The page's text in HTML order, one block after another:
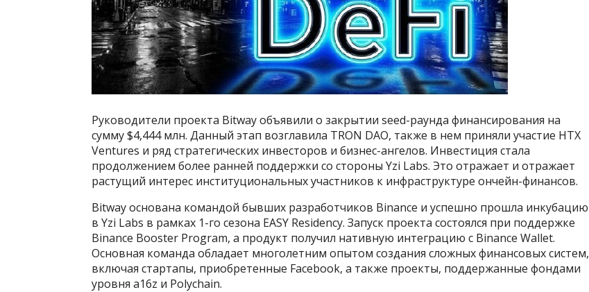
Руководители проекта Bitway объявили о закрытии seed-раунда финансирования на
сумму $4,444 млн. Данный этап возглавила TRON DAO, также в нем приняли участие HTX
Ventures и ряд стратегических инвесторов и бизнес-ангелов. Инвестиция стала
продолжением более ранней поддержки со стороны Yzi Labs. Это отражает и отражает
растущий интерес институциональных участников к инфраструктуре ончейн-финансов.
Bitway основана командой бывших разработчиков Binance и успешно прошла инкубацию
в Yzi Labs в рамках 1-го сезона EASY Residency. Запуск проекта состоялся при поддержке
Binance Booster Program, а продукт получил нативную интеграцию с Binance Wallet.
Основная команда обладает многолетним опытом создания сложных финансовых систем,
включая стартапы, приобретенные Facebook, а также проекты, поддержанные фондами
уровня a16z и Polychain.